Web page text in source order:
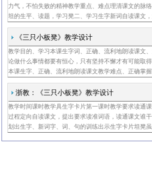
力气，不怕失败的精神教学重点、难点理清课文的脉
坦的生平、读题，学习凳二、学习生字新词自读课文
班交流自学生字情况三、理清按事情发展顺序写的一
讲了一件
《三只小板凳》教学设计
教学目的、学习本课生字词、正确、流利地朗读课文
论做什么事情都要有恒心，只有坚持不懈才有可能取
本课生字、正确、流利地朗读课文教学难点、正确掌
文教学时间三课时第一课时教学目的、学习本课生字
重、难点正
浙教：《三只小板凳》教学设计
教学时间课时教学具生字卡片第一课时教学要求读通
过程定向自读课文，提出要求读准词语，读通课文谁
划出生字、新词字、词、句的训练出示生字卡片坦凳